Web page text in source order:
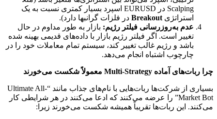
Scalping در EURUSD اسپرد بسیار کمتری نسبت به یک
استراتژی Breakout در فلزات گرانبها دارد).
عدم به‌روزرسانی فیلتر رژیم: بازار به طور مداوم در حال
تغییر است. اگر فیلتر رژیم بازار با داده‌های قدیمی بهینه شده
باشد و رژیم غالب تغییر کند، سیستم تمام معاملات خود را در
چارچوب اشتباه انجام می‌دهد.
چرا ربات‌های آماده Multi-Strategy معمولاً شکست می‌خورند
بسیاری از شرکت‌ها ربات‌هایی با نام‌های جذاب مانند “Ultimate All-
Market Bot” را عرضه می‌کنند که ادعا می‌کنند در هر شرایطی کار
می‌کنند. این ربات‌ها تقریباً همیشه شکست می‌خورند زیرا: